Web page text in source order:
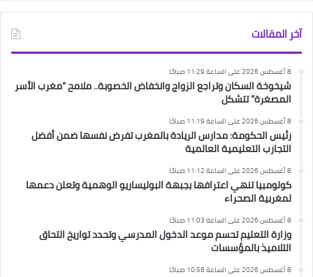
آخر المقالات
8 أغسطس 2026 على الساعة 11:29 صباحًا
شيخوخة السكان وتراجع الزواج وانخفاض الخصوبة.. ملامح “مغرب الأسر
المصغرة” تتشكل
8 أغسطس 2026 على الساعة 11:19 صباحًا
رئيس الحكومة: مدارس الريادة بالمغرب تفرض نفسها ضمن أفضل
التجارب التعليمية العالمية
8 أغسطس 2026 على الساعة 11:12 صباحًا
كولومبيا تنهي اعترافها بجبهة البوليساريو الوهمية وتعلن دعمها
لمغربية الصحراء
8 أغسطس 2026 على الساعة 11:03 صباحًا
وزارة التعليم تحسم موعد الدخول المدرسي وتحدد تواريخ التحاق
التلاميذ بالمؤسسات
8 أغسطس 2026 على الساعة 10:58 صباحًا